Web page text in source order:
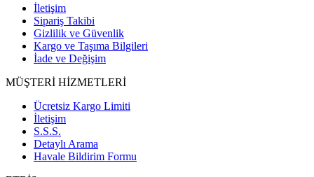
İletişim
Sipariş Takibi
Gizlilik ve Güvenlik
Kargo ve Taşıma Bilgileri
İade ve Değişim
MÜŞTERİ HİZMETLERİ
Ücretsiz Kargo Limiti
İletişim
S.S.S.
Detaylı Arama
Havale Bildirim Formu